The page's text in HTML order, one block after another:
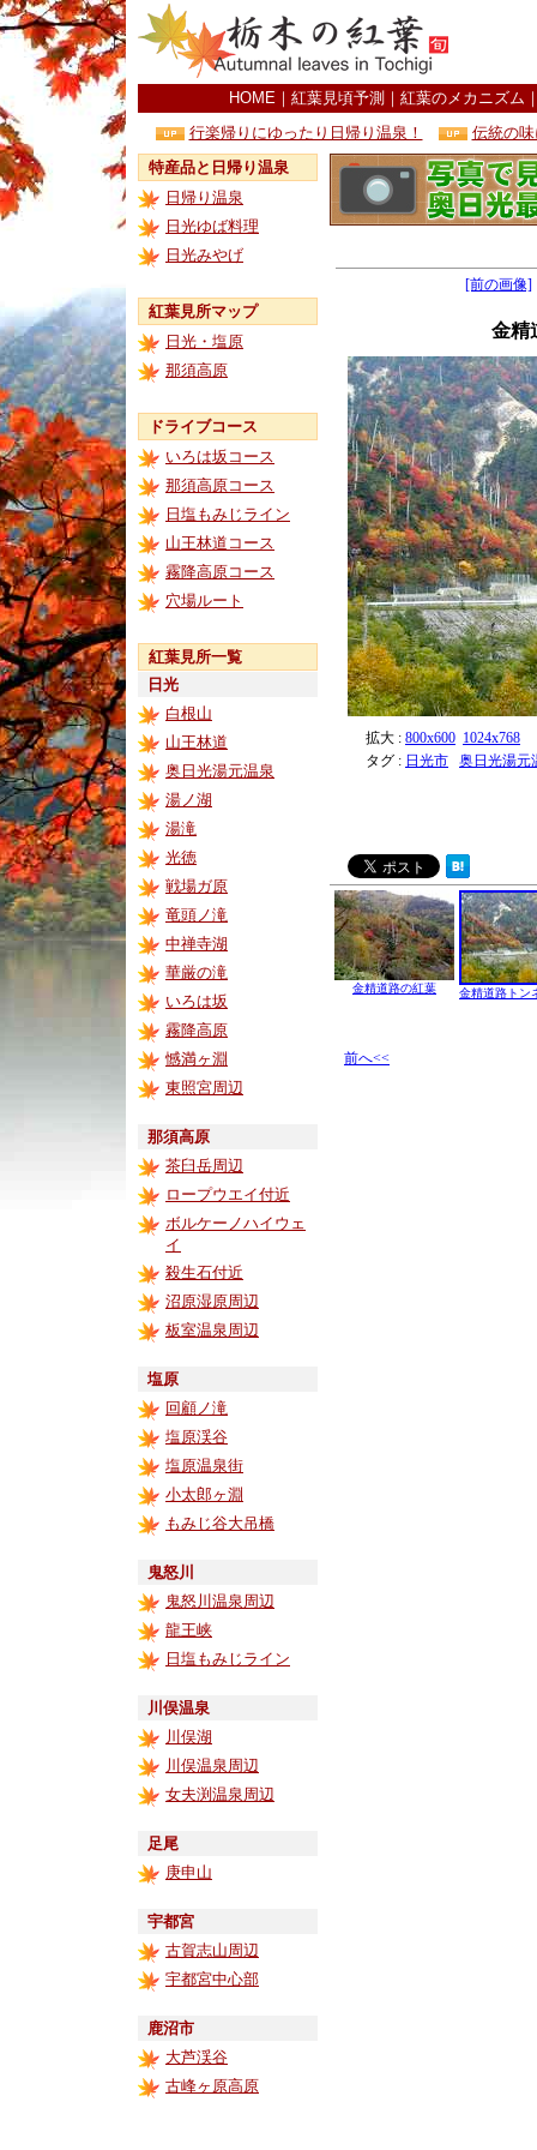
HOME ｜ 紅葉見頃予測 ｜ 紅葉のメカニズム
行楽帰りにゆったり日帰り温泉！
伝統の
特産品と日帰り温泉
日帰り温泉
日光ゆば料理
日光みやげ
紅葉見所マップ
日光・塩原
那須高原
ドライブコース
いろは坂コース
那須高原コース
日塩もみじライン
山王林道コース
霧降高原コース
穴場ルート
紅葉見所一覧
日光
白根山
山王林道
奥日光湯元温泉
湯ノ湖
湯滝
光徳
戦場ガ原
竜頭ノ滝
中禅寺湖
華厳の滝
いろは坂
霧降高原
憾満ヶ淵
東照宮周辺
那須高原
茶臼岳周辺
ロープウエイ付近
ボルケーノハイウェ
イ
殺生石付近
沼原湿原周辺
板室温泉周辺
塩原
回顧ノ滝
塩原渓谷
塩原温泉街
小太郎ヶ淵
もみじ谷大吊橋
鬼怒川
鬼怒川温泉周辺
龍王峡
日塩もみじライン
川俣温泉
川俣湖
川俣温泉周辺
女夫渕温泉周辺
足尾
庚申山
宇都宮
古賀志山周辺
宇都宮中心部
鹿沼市
大芦渓谷
古峰ヶ原高原
[前の画像]
金精
拡大 : 800x600 1024x768
タグ : 日光市 奥日光湯元
金精道路の紅葉 金精道路トン
前へ<<